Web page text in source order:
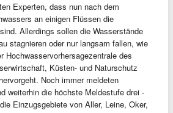
Experten, dass nun nach dem
an einigen Flüssen die
Allerdings sollen die Wasserstände
stagnieren oder nur langsam fallen, wie
Hochwasservorhersagezentrale des
Küsten- und Naturschutz
Noch immer meldeten
weiterhin die höchste Meldestufe drei -
Einzugsgebiete von Aller, Leine, Oker,